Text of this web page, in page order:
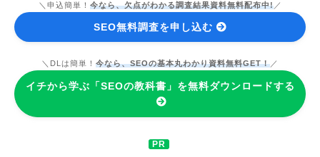
＼申込簡単！ 今なら、欠点がわかる調査結果資料無料配布中!／
SEO無料調査を申し込む
＼DLは簡単！ 今なら、SEOの基本丸わかり資料無料GET！ ／
イチから学ぶ「SEOの教科書」を無料ダウンロードする